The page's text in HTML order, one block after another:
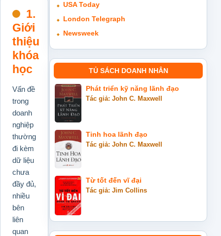
1.
Giới
thiệu
khóa
học
Vấn đề
trong
doanh
nghiệp
thường
đi kèm
dữ liệu
chưa
đầy đủ,
nhiều
bên
liên
quan
USA Today
London Telegraph
Newsweek
TỦ SÁCH DOANH NHÂN
Phát triển kỹ năng lãnh đạo
Tác giả: John C. Maxwell
Tinh hoa lãnh đạo
Tác giả: John C. Maxwell
Từ tốt đến vĩ đại
Tác giả: Jim Collins